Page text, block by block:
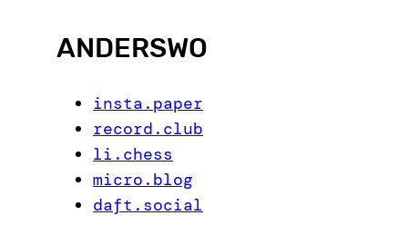
ANDERSWO
insta.paper
record.club
li.chess
micro.blog
daft.social